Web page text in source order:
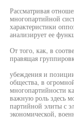
Рассматривая
многопартийной
характеристики
анализирует ее
От того, как, в
правящая
убеждения и
общества, в
многопартийности
важную роль здесь
партийной элиты с
экономической,